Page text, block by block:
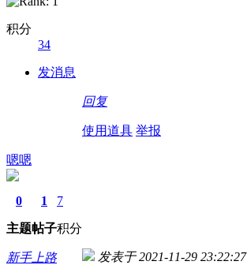
积分
34
发消息
回复
使用道具 举报
嗯嗯
0
主题
1
帖子
7
积分
新手上路 发表于 2021-11-29 23:22:27